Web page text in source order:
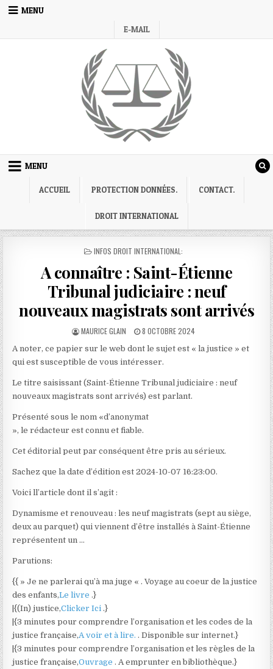
Skip
MENU
E-MAIL
MENU
ACCUEIL PROTECTION DONNÉES. CONTACT.
DROIT INTERNATIONAL
POSTED
INFOS DROIT INTERNATIONAL:
A connaître : Saint-Étienne
Tribunal judiciaire : neuf
nouveaux magistrats sont arrivés
AUTHOR:
MAURICE GLAIN
PUBLISHED
8 OCTOBRE 2024
A noter, ce papier sur le web dont le sujet est « la justice » et
qui est susceptible de vous intéresser.
Le titre saisissant (Saint-Étienne Tribunal judiciaire : neuf
nouveaux magistrats sont arrivés) est parlant.
Présenté sous le nom «d’anonymat
», le rédacteur est connu et fiable.
Cet éditorial peut par conséquent être pris au sérieux.
Sachez que la date d’édition est 2024-10-07 16:23:00.
Voici ll’article dont il s’agit :
Dynamisme et renouveau : les neuf magistrats (sept au siège,
deux au parquet) qui viennent d’être installés à Saint-Étienne
représentent un …
Parutions:
{{ » Je ne parlerai qu’à ma juge « . Voyage au coeur de la justice
des enfants,Le livre.}
|{(In) justice,Clicker Ici.}
|{3 minutes pour comprendre l’organisation et les codes de la
justice française,A voir et à lire.. Disponible sur internet.}
|{3 minutes pour comprendre l’organisation et les règles de la
justice française,Ouvrage. A emprunter en bibliothèque.}